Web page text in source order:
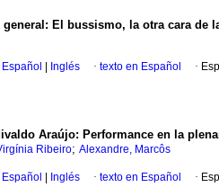
: El bussismo, la otra cara de
Inglés · texto en Español ·
Araújo: Performance en la
Ribeiro; Alexandre, Marcôs
Inglés · texto en Español ·